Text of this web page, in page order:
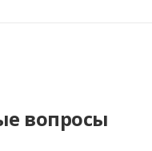
вопросы